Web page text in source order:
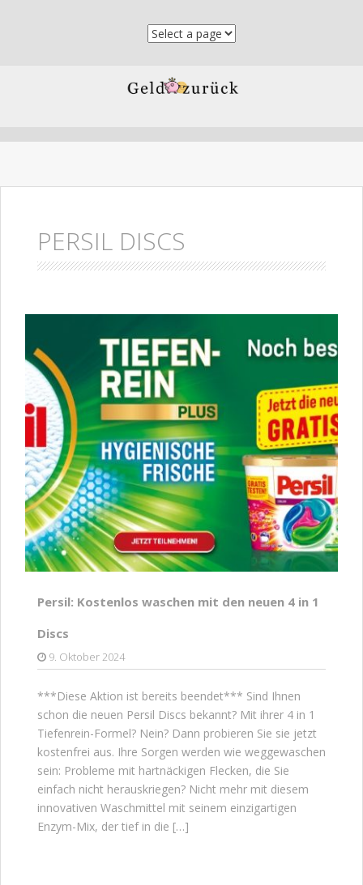
PERSIL DISCS
Persil: Kostenlos waschen mit den neuen 4 in 1
Discs
9. Oktober 2024
***Diese Aktion ist bereits beendet*** Sind Ihnen
schon die neuen Persil Discs bekannt? Mit ihrer 4 in 1
Tiefenrein-Formel? Nein? Dann probieren Sie sie jetzt
kostenfrei aus. Ihre Sorgen werden wie weggewaschen
sein: Probleme mit hartnäckigen Flecken, die Sie
einfach nicht herauskriegen? Nicht mehr mit diesem
innovativen Waschmittel mit seinem einzigartigen
Enzym-Mix, der tief in die […]